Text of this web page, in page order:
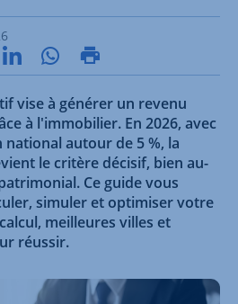
vise à générer un revenu
à l'immobilier. En 2026, avec
autour de 5 %, la
le critère décisif, bien au-
Ce guide vous
simuler et optimiser votre
meilleures villes et
réussir.